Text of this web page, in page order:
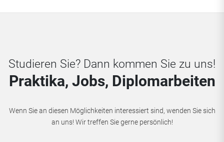
Studieren Sie? Dann kommen Sie zu uns!
Praktika, Jobs, Diplomarbeiten
Wenn Sie an diesen Möglichkeiten interessiert sind, wenden Sie sich
an uns! Wir treffen Sie gerne persönlich!